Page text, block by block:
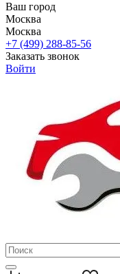
Ваш город
Москва
Москва
+7 (499) 288-85-56
Заказать звонок
Войти